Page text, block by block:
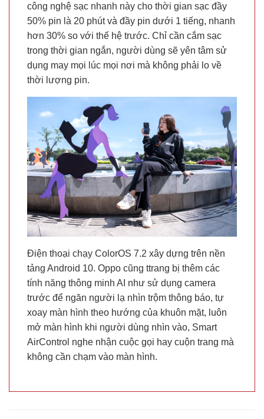
công nghệ sạc nhanh này cho thời gian sạc đầy
50% pin là 20 phút và đầy pin dưới 1 tiếng, nhanh
hơn 30% so với thế hệ trước. Chỉ cần cắm sạc
trong thời gian ngắn, người dùng sẽ yên tâm sử
dụng may mọi lúc mọi nơi mà không phải lo về
thời lượng pin.
Điện thoại chạy ColorOS 7.2 xây dựng trên nền
tảng Android 10. Oppo cũng ttrang bị thêm các
tính năng thông minh AI như sử dụng camera
trước để ngăn người lạ nhìn trộm thông báo, tự
xoay màn hình theo hướng của khuôn mặt, luôn
mở màn hình khi người dùng nhìn vào, Smart
AirControl nghe nhận cuộc gọi hay cuộn trang mà
không cần chạm vào màn hình.